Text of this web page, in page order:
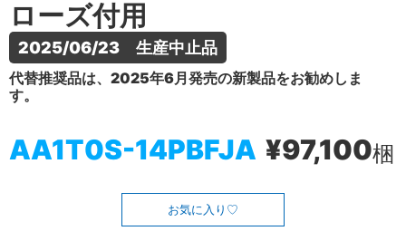
ローズ付用
2025/06/23　生産中止品
代替推奨品は、2025年6月発売の新製品をお勧めしま
す。
AA1T0S-14PBFJA ¥97,100梱
お気に入り